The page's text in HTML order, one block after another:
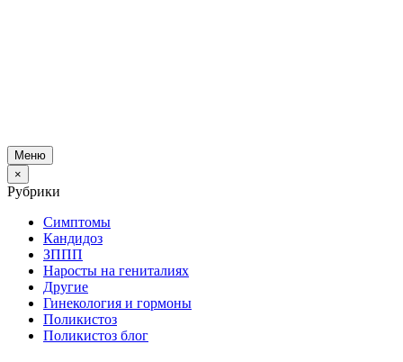
Меню
×
Рубрики
Симптомы
Кандидоз
ЗППП
Наросты на гениталиях
Другие
Гинекология и гормоны
Поликистоз
Поликистоз блог